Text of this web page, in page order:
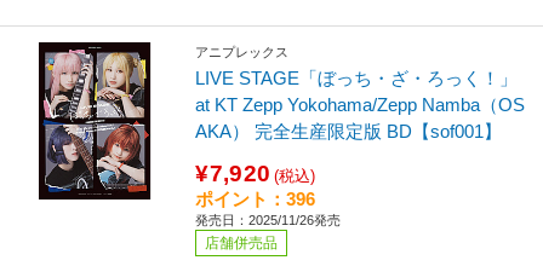
アニプレックス
LIVE STAGE「ぼっち・ざ・ろっく！」
at KT Zepp Yokohama/Zepp Namba（OS
AKA） 完全生産限定版 BD【sof001】
¥7,920 (税込)
ポイント：396
発売日：2025/11/26発売
店舗併売品